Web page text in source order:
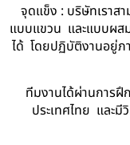
จุดแข็ง : บริษัทเราส
แบบแขวน และแบบผส
ได้ โดยปฏิบัติงานอยู่
ทีมงานได้ผ่านการ
ประเทศไทย และ